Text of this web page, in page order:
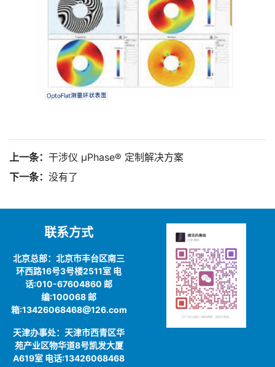
上一条： 干涉仪 µPhase® 定制解决方案
下一条： 没有了
联系方式
北京总部：北京市丰台区南三
环西路16号3号楼2511室 电
话:010-67604860 邮
编:100068 邮
箱:13426068468@126.com
天津办事处：天津市西青区华
苑产业区物华道8号凯发大厦
A619室 电话:13426068468